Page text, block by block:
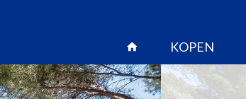
KOPEN